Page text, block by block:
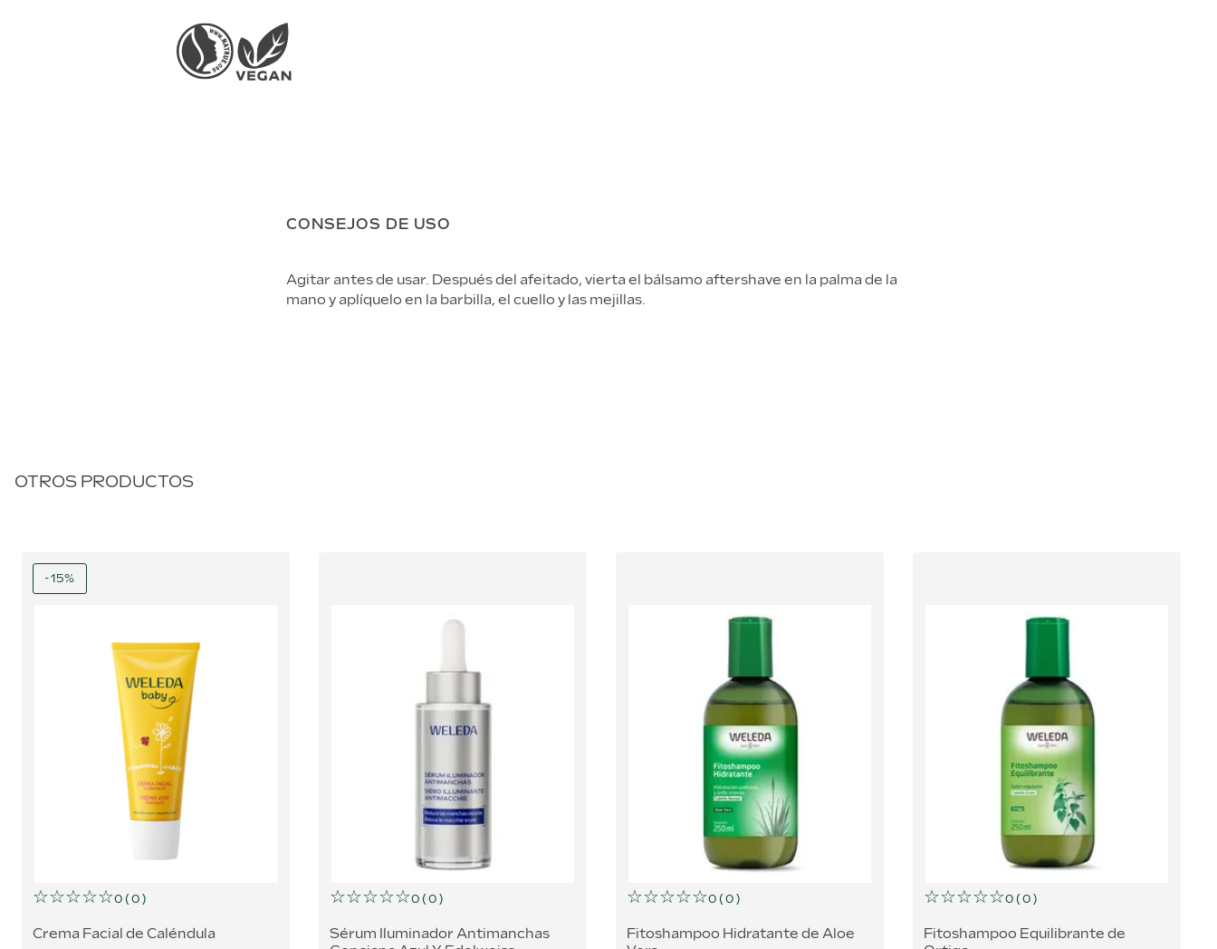
CONSEJOS DE USO
Agitar antes de usar. Después del afeitado, vierta el bálsamo aftershave en la palma de la
mano y aplíquelo en la barbilla, el cuello y las mejillas.
OTROS PRODUCTOS
-15%
☆☆☆☆☆0 (0)
Crema Facial de Caléndula
☆☆☆☆☆0 (0)
Sérum Iluminador Antimanchas
☆☆☆☆☆0 (0)
Fitoshampoo Hidratante de Aloe
☆☆☆☆☆0 (0)
Fitoshampoo Equilibrante de